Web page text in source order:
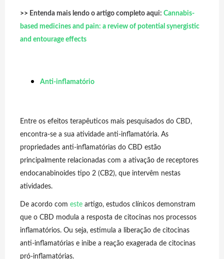
>> Entenda mais lendo o artigo completo aqui: Cannabis-
based medicines and pain: a review of potential synergistic
and entourage effects
Anti-inflamatório
Entre os efeitos terapêuticos mais pesquisados do CBD,
encontra-se a sua atividade anti-inflamatória. As
propriedades anti-inflamatórias do CBD estão
principalmente relacionadas com a ativação de receptores
endocanabinoides tipo 2 (CB2), que intervêm nestas
atividades.
De acordo com este artigo, estudos clínicos demonstram
que o CBD modula a resposta de citocinas nos processos
inflamatórios. Ou seja, estimula a liberação de citocinas
anti-inflamatórias e inibe a reação exagerada de citocinas
pró-inflamatórias.